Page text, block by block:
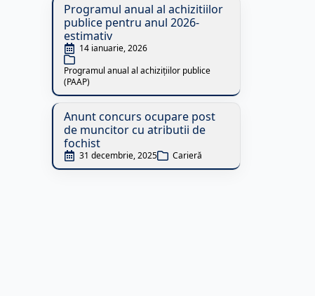
Programul anual al achizitiilor
publice pentru anul 2026-
estimativ
14 ianuarie, 2026
Programul anual al achizițiilor publice
(PAAP)
Anunt concurs ocupare post
de muncitor cu atributii de
fochist
31 decembrie, 2025 Carieră